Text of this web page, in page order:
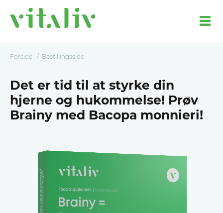
Forside Bestillingsside
Det er tid til at styrke din
hjerne og hukommelse! Prøv
Brainy med Bacopa monnieri!